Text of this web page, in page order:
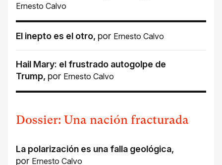
Ernesto Calvo
El inepto es el otro, por Ernesto Calvo
Hail Mary: el frustrado autogolpe de
Trump, por Ernesto Calvo
Dossier: Una nación fracturada
La polarización es una falla geológica,
por Ernesto Calvo